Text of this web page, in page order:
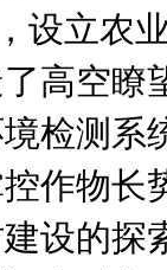
设立农
高空瞭
检测系
作物长
设的探